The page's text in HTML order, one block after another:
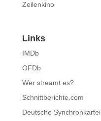
Zeilenkino
Links
IMDb
OFDb
Wer streamt es?
Schnittberichte.com
Deutsche Synchronkartei